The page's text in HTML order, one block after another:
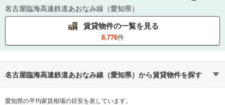
名古屋臨海高速鉄道あおなみ線（愛知県）
賃貸物件の一覧を見る
8,776件
名古屋臨海高速鉄道あおなみ線 （愛知県）から賃貸物件を探す
愛知県の平均家賃相場の目安を表しています。